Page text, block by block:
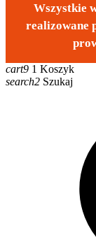
Wszystkie
realizowane
cart9 1 Koszyk
search2 Szukaj